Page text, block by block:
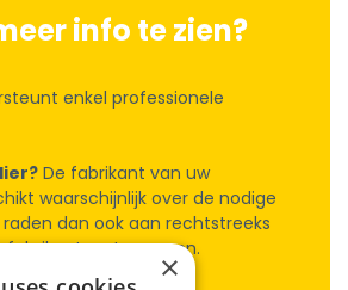
info te zien?
enkel professionele
De fabrikant van uw
waarschijnlijk over de nodige
dan ook aan rechtstreeks
op te nemen.
×